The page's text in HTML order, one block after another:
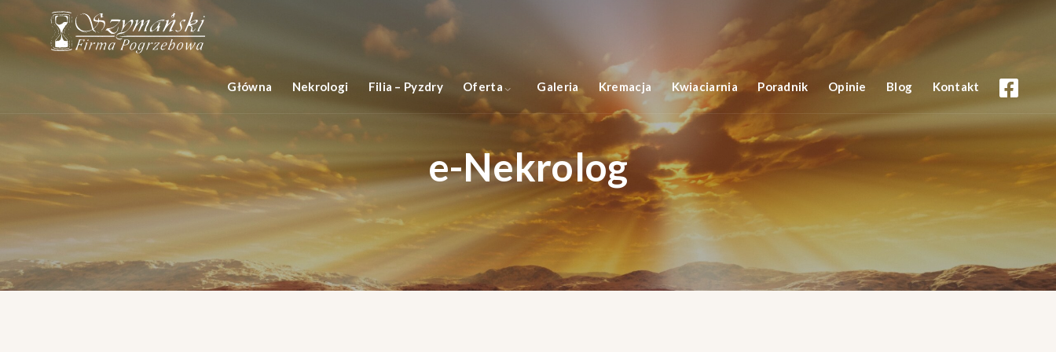
Główna Nekrologi Filia – Pyzdry Oferta Galeria Kremacja Kwiaciarnia Poradnik Opinie Blog Kontakt
e-Nekrolog